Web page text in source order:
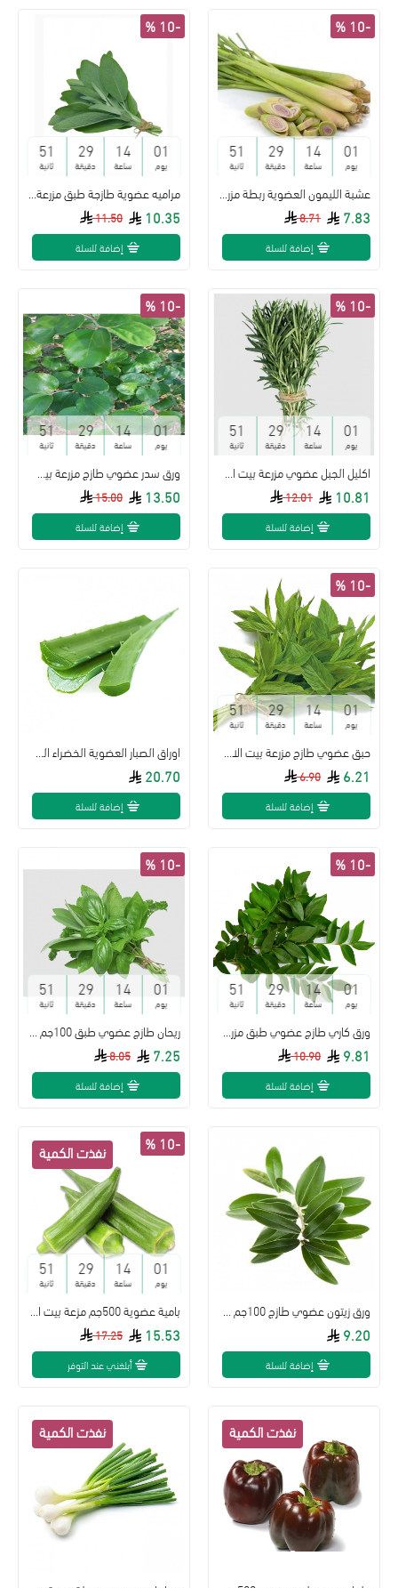
-10 %
01
يوم
14
ساعة
29
دقيقة
50
ثانية
8.71 7.83
إضافة للسلة
-10 %
01
يوم
14
ساعة
29
دقيقة
50
ثانية
مراميه عضوية طازجة طبق مزرعة بيت الاستنبات العضوية
11.50 10.35
إضافة للسلة
-10 %
01
يوم
14
ساعة
29
دقيقة
50
ثانية
12.01 10.81
إضافة للسلة
-10 %
01
يوم
14
ساعة
29
دقيقة
50
ثانية
15.00 13.50
إضافة للسلة
-10 %
01
يوم
14
ساعة
29
دقيقة
50
ثانية
6.90 6.21
إضافة للسلة
20.70
إضافة للسلة
-10 %
01
يوم
14
ساعة
29
دقيقة
50
ثانية
10.90 9.81
إضافة للسلة
-10 %
01
يوم
14
ساعة
29
دقيقة
50
ثانية
8.05 7.25
إضافة للسلة
9.20
إضافة للسلة
-10 %
01
يوم
14
ساعة
29
دقيقة
50
ثانية
17.25 15.53
أبلغني عند التوفر